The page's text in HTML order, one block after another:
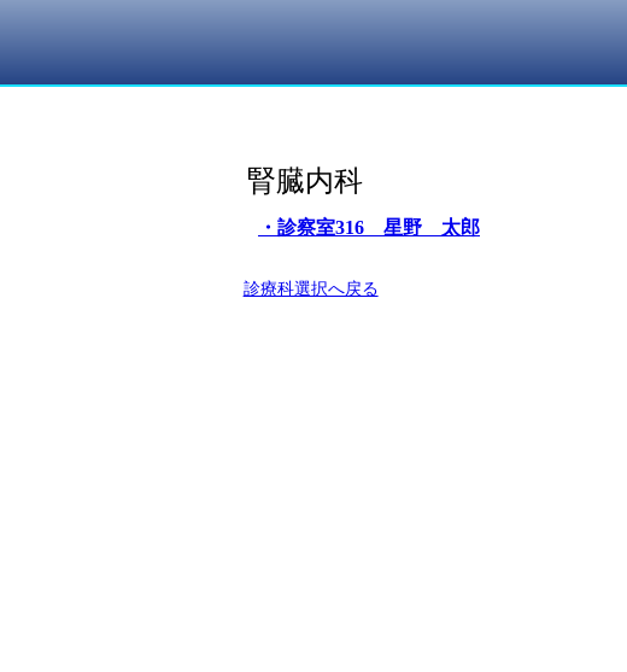
腎臓内科
・診察室316 星野 太郎
診療科選択へ戻る